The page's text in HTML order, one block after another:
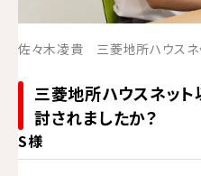
佐々木凌貴 三菱地所ハウスネ
三菱地所ハウスネッ
討されましたか？
S様